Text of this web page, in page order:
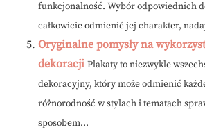
funkcjonalność. Wybór odpowiednich
całkowicie odmienić jej charakter,
Oryginalne pomysły na
dekoracji Plakaty to niezwykle
dekoracyjny, który może odmienić
różnorodność w stylach i tematach
sposobem...